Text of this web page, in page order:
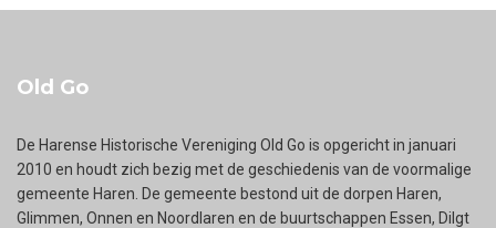
Old Go
De Harense Historische Vereniging Old Go is opgericht in januari
2010 en houdt zich bezig met de geschiedenis van de voormalige
gemeente Haren. De gemeente bestond uit de dorpen Haren,
Glimmen, Onnen en Noordlaren en de buurtschappen Essen, Dilgt